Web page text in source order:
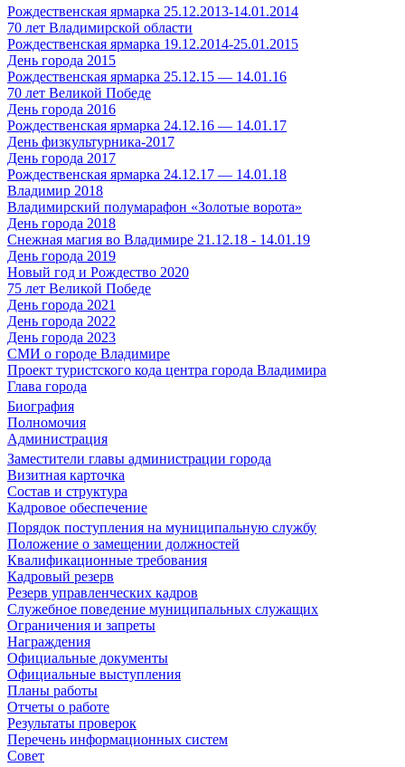
Рождественская ярмарка 25.12.2013-14.01.2014
70 лет Владимирской области
Рождественская ярмарка 19.12.2014-25.01.2015
День города 2015
Рождественская ярмарка 25.12.15 — 14.01.16
70 лет Великой Победе
День города 2016
Рождественская ярмарка 24.12.16 — 14.01.17
День физкультурника-2017
День города 2017
Рождественская ярмарка 24.12.17 — 14.01.18
Владимир 2018
Владимирский полумарафон «Золотые ворота»
День города 2018
Снежная магия во Владимире 21.12.18 - 14.01.19
День города 2019
Новый год и Рождество 2020
75 лет Великой Победе
День города 2021
День города 2022
День города 2023
СМИ о городе Владимире
Проект туристского кода центра города Владимира
Глава города
Биография
Полномочия
Администрация
Заместители главы администрации города
Визитная карточка
Состав и структура
Кадровое обеспечение
Порядок поступления на муниципальную службу
Положение о замещении должностей
Квалификационные требования
Кадровый резерв
Резерв управленческих кадров
Служебное поведение муниципальных служащих
Ограничения и запреты
Награждения
Официальные документы
Официальные выступления
Планы работы
Отчеты о работе
Результаты проверок
Перечень информационных систем
Совет